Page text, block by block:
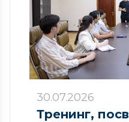
30.07.2026
Тренинг,